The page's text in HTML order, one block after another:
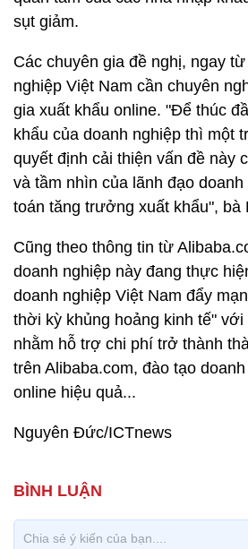
sụt giảm.
Các chuyên gia đề nghị, ngay
nghiệp Việt Nam cần chuyên
gia xuất khẩu online. "Để thúc
khẩu của doanh nghiệp thì một
quyết định cải thiện vấn đề này
và tầm nhìn của lãnh đạo
toán tăng trưởng xuất khẩu", bà
Cũng theo thông tin từ
doanh nghiệp này đang thực
doanh nghiệp Việt Nam đẩy
thời kỳ khủng hoảng kinh tế" với
nhằm hỗ trợ chi phí trở thành
trên Alibaba.com, đào tạo
online hiệu quả...
Nguyên Đức/ICTnews